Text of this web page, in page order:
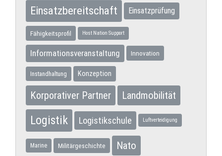
Einsatzbereitschaft Einsatzprüfung
Fähigkeitsprofil Host Nation Support
Informationsveranstaltung Innovation
Instandhaltung Konzeption
Korporativer Partner Landmobilität
Logistik Logistikschule Luftverteidigung
Marine Militärgeschichte Nato